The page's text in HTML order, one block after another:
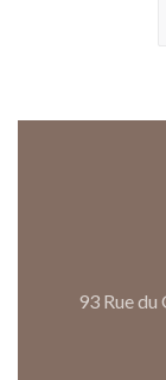
93 Rue